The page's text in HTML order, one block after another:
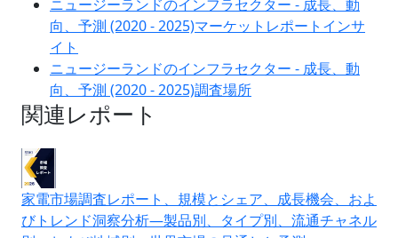
ニュージーランドのインフラセクター - 成長、動
向、予測 (2020 - 2025)マーケットレポートインサ
イト
ニュージーランドのインフラセクター - 成長、動
向、予測 (2020 - 2025)調査場所
関連レポート
家電市場調査レポート、規模とシェア、成長機会、およ
びトレンド洞察分析―製品別、タイプ別、流通チャネル